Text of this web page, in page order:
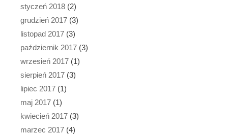
styczeń 2018 (2)
grudzień 2017 (3)
listopad 2017 (3)
październik 2017 (3)
wrzesień 2017 (1)
sierpień 2017 (3)
lipiec 2017 (1)
maj 2017 (1)
kwiecień 2017 (3)
marzec 2017 (4)